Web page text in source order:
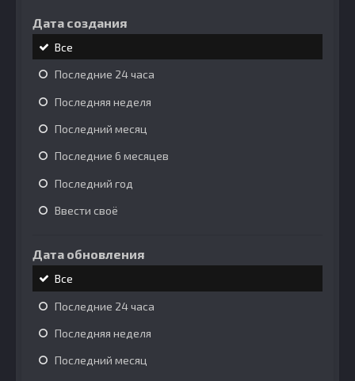
Дата создания
Все
Последние 24 часа
Последняя неделя
Последний месяц
Последние 6 месяцев
Последний год
Ввести своё
Дата обновления
Все
Последние 24 часа
Последняя неделя
Последний месяц